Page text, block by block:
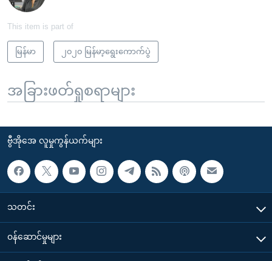
This item is part of
မြန်မာ ၂၀၂၀ မြန်မာ့ရွေးကောက်ပွဲ
အခြားဖတ်ရှုစရာများ
ဗွီအိုအေ လူမှုကွန်ယက်များ
သတင်း
၀န်ဆောင်မှုများ